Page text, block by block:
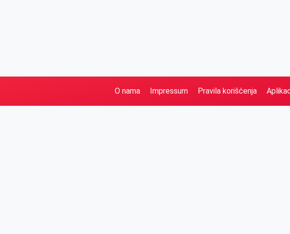
O nama Impressum Pravila korišćenja